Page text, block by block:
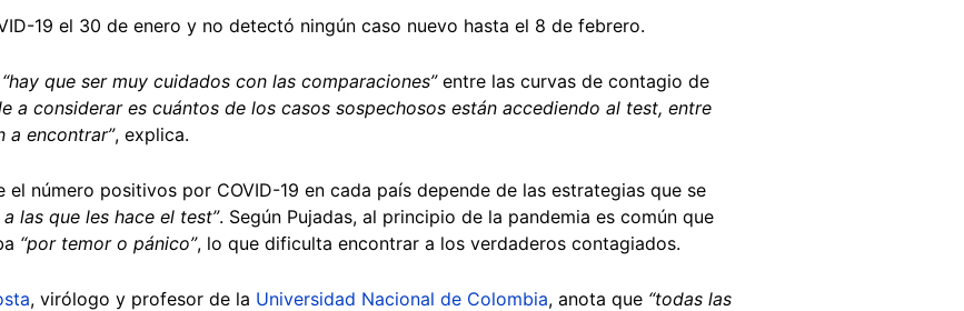
19 el 30 de enero y no detectó ningún caso nuevo hasta el 8 de febrero.
“hay que ser muy cuidados con las comparaciones” entre las curvas de contagio de
a considerar es cuántos de los casos sospechosos están accediendo al test, entre
a encontrar”, explica.
número positivos por COVID-19 en cada país depende de las estrategias que se
las que les hace el test”. Según Pujadas, al principio de la pandemia es común que
“por temor o pánico”, lo que dificulta encontrar a los verdaderos contagiados.
, virólogo y profesor de la Universidad Nacional de Colombia, anota que “todas las